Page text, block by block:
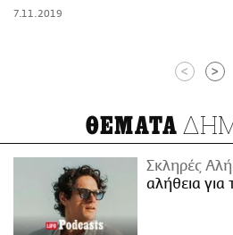
7.11.2019
< >
ΘΕΜΑΤΑ
Σκληρές
αλήθεια